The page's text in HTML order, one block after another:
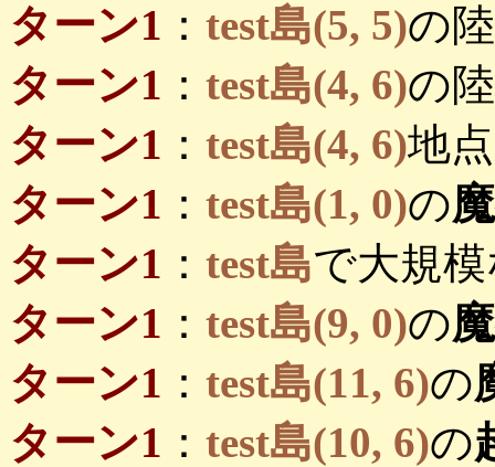
ターン1 ： test島(5, 5)の
ターン1 ： test島(4, 6)の
ターン1 ： test島(4, 6)地
ターン1 ： test島(1, 0)の
ターン1 ： test島で大規
ターン1 ： test島(9, 0)の
ターン1 ： test島(11, 6)の
ターン1 ： test島(10, 6)の